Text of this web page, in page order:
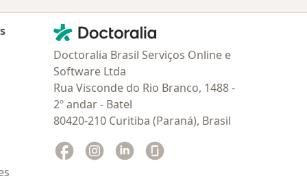
Contato
Doctoralia - Homepage
Doctoralia Brasil Serviços Online e
Software Ltda
Rua Visconde do Rio Branco, 1488 -
2º andar - Batel
80420-210 Curitiba (Paraná), Brasil
Facebook
abre num novo separador
Instagram
abre num novo separador
Linkedin
abre num novo separador